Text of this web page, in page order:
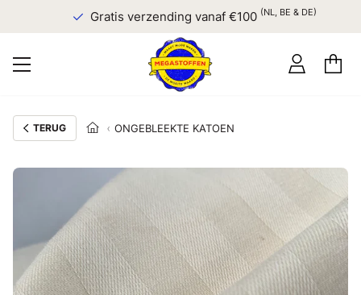
Gratis verzending vanaf €100 (NL, BE & DE)
TERUG ONGEBLEEKTE KATOEN